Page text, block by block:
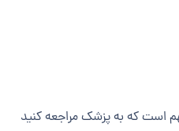
است که به پزشک مراجعه کنید